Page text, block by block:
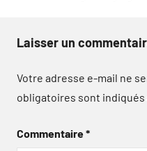
Laisser un
Votre adresse e-mail ne
obligatoires sont indiqués
Commentaire*